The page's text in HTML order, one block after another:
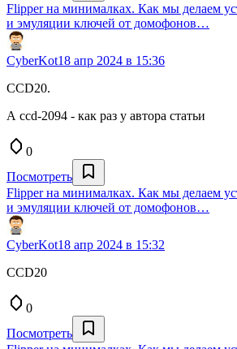
Flipper на минималках. Как мы делаем
и эмуляции ключей от домофонов…
CyberKot18 апр 2024 в 15:36
CCD20.
А ccd-2094 - как раз у автора статьи
0
Посмотреть
Flipper на минималках. Как мы делаем
и эмуляции ключей от домофонов…
CyberKot18 апр 2024 в 15:32
CCD20
0
Посмотреть